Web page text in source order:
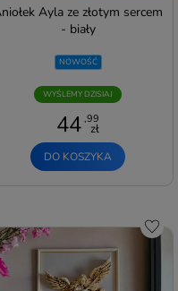
Ayla ze złotym sercem
- biały
NOWOŚĆ
WYŚLEMY DZISIAJ
44 ,99
zł
DO KOSZYKA
Do